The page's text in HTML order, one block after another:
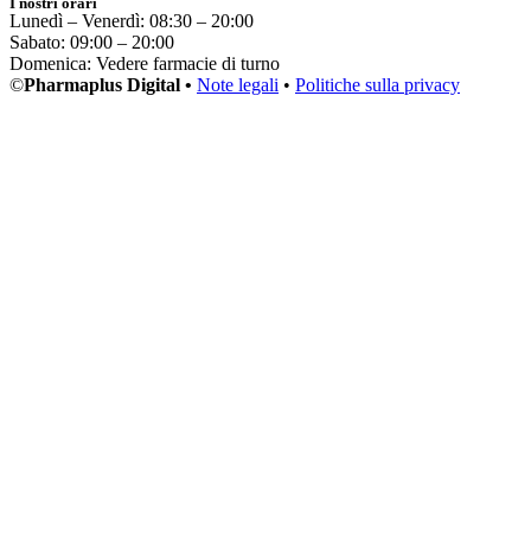
Lunedì – Venerdì: 08:30 – 20:00
Sabato: 09:00 – 20:00
Domenica: Vedere farmacie di turno
©Pharmaplus Digital • Note legali • Politiche sulla privacy